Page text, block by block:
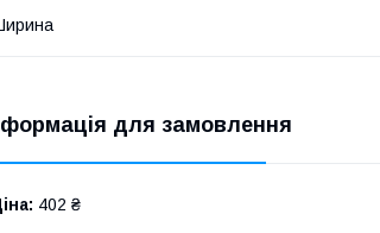
для замовлення
402 ₴